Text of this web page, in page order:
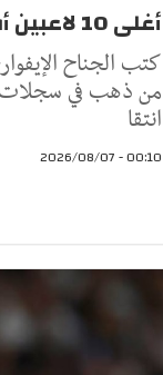
أغلى 10 لاعبين أفارقة عبر التاريخ
كتب الجناح
من ذهب في سجلات
انتقا
00:10 - 2026/08/07